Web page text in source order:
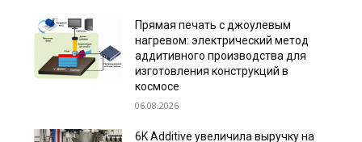
Прямая печать с джоулевым
нагревом: электрический метод
аддитивного производства для
изготовления конструкций в
космосе
06.08.2026
6K Additive увеличила выручку на